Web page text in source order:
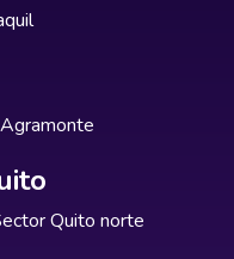
Quito norte